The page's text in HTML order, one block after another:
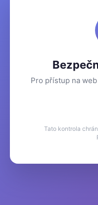
Pro přístup na
Tato kontrola